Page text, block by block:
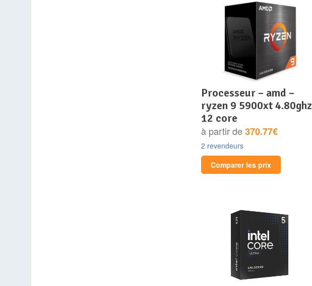
processeur – amd –
ryzen 9 5900xt 4.80ghz
12 core
à partir de370.77€
2 revendeurs
Comparer les prix